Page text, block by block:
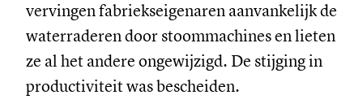
vervingen fabriekseigenaren aanvankelijk de
waterraderen door stoommachines en lieten
ze al het andere ongewijzigd. De stijging in
productiviteit was bescheiden.